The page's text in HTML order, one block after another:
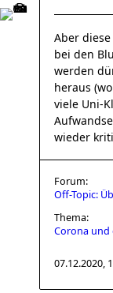
Aber
bei den
werden
heraus
viele Uni-
wieder
Forum:
Off-Topic:
Thema:
Corona und
07.12.2020,